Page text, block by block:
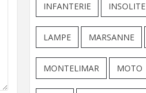
INFANTERIE INSOLITE
LAMPE MARSANNE
MONTELIMAR MOTO